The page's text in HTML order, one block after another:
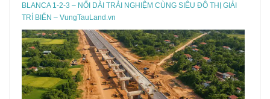
BLANCA 1-2-3 – NỐI DÀI TRẢI NGHIỆM CÙNG SIÊU ĐÔ THỊ GIẢI
TRÍ BIỂN – VungTauLand.vn